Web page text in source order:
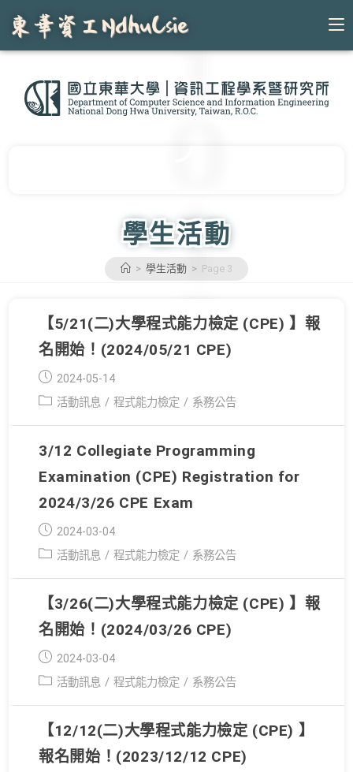
content
學生活動
> 學生活動 > Page 3
【5/21(二)大學程式能力檢定 (CPE) 】報
名開始！(2024/05/21 CPE)
Post
published:
2024-05-14
Post
活動訊息 / 程式能力檢定 / 系務公告
3/12 Collegiate Programming
Examination (CPE) Registration for
2024/3/26 CPE Exam
Post
published:
2024-03-04
Post
活動訊息 / 程式能力檢定 / 系務公告
【3/26(二)大學程式能力檢定 (CPE) 】報
名開始！(2024/03/26 CPE)
Post
published:
2024-03-04
Post
活動訊息 / 程式能力檢定 / 系務公告
【12/12(二)大學程式能力檢定 (CPE) 】
報名開始！(2023/12/12 CPE)